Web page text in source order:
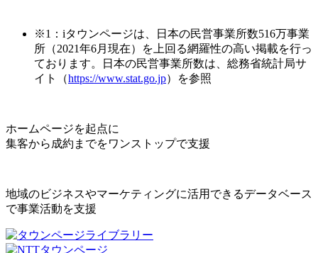
※1：iタウンページは、日本の民営事業所数516万事業
所（2021年6月現在）を上回る網羅性の高い掲載を行っ
ております。日本の民営事業所数は、総務省統計局サ
イト（https://www.stat.go.jp）を参照
ホームページを起点に
集客から成約までをワンストップで支援
地域のビジネスやマーケティングに活用できるデータベース
で事業活動を支援